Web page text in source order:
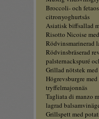
Broccoli- och
citronyoghurtsås
Asiatisk biffsallad
Risotto Nicoise
Rödvinsmarinerad
Rödvinsbräserad
palsternackspuré
Grillad nötstek
Högrevsburgre
tryffelmajonnäs
Tagliata di manzo
lagrad
Grillspett med